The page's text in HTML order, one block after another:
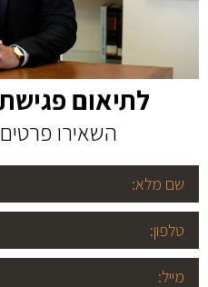
לתיאום
השאירו